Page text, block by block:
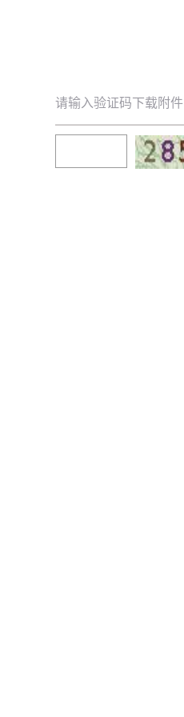
请输入验证码下载附件